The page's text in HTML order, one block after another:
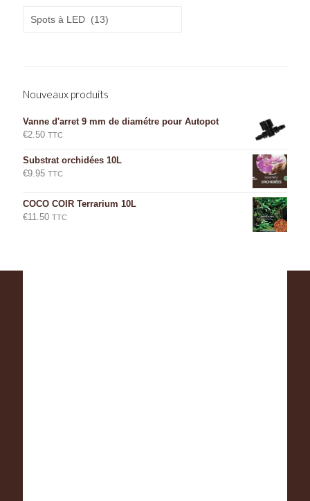
Nouveaux produits
Vanne d'arret 9 mm de diamétre pour Autopot
€2.50 TTC
Substrat orchidées 10L
€9.95 TTC
COCO COIR Terrarium 10L
€11.50 TTC